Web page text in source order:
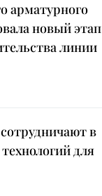
арматурного
новый этап
линии
в
для